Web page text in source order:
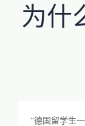
为什
“德国留学生